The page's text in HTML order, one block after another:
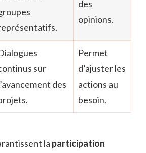
des
opinions.
sur
des
Permet
d’ajuster les
actions au
besoin.
la participation